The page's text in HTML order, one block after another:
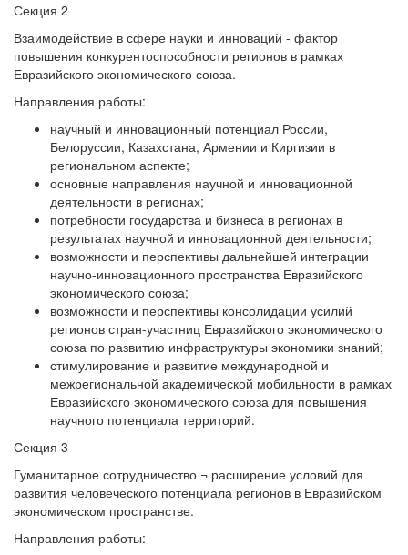
Секция 2
Взаимодействие в сфере науки и инноваций - фактор
повышения конкурентоспособности регионов в рамках
Евразийского экономического союза.
Направления работы:
научный и инновационный потенциал России,
Белоруссии, Казахстана, Армении и Киргизии в
региональном аспекте;
основные направления научной и инновационной
деятельности в регионах;
потребности государства и бизнеса в регионах в
результатах научной и инновационной деятельности;
возможности и перспективы дальнейшей интеграции
научно-инновационного пространства Евразийского
экономического союза;
возможности и перспективы консолидации усилий
регионов стран-участниц Евразийского экономического
союза по развитию инфраструктуры экономики знаний;
стимулирование и развитие международной и
межрегиональной академической мобильности в рамках
Евразийского экономического союза для повышения
научного потенциала территорий.
Секция 3
Гуманитарное сотрудничество ¬ расширение условий для
развития человеческого потенциала регионов в Евразийском
экономическом пространстве.
Направления работы: